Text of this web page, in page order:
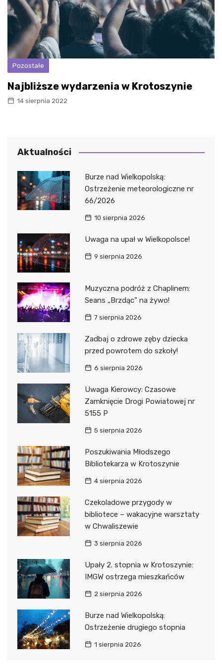
Pozostałe
Najbliższe wydarzenia w Krotoszynie
14 sierpnia 2022
Aktualności
Burze nad Wielkopolską:
Ostrzeżenie meteorologiczne nr
66/2026
10 sierpnia 2026
Uwaga na upał w Wielkopolsce!
9 sierpnia 2026
Muzyczna podróż z Chaplinem:
Seans „Brzdąc” na żywo!
7 sierpnia 2026
Zadbaj o zdrowe zęby dziecka
przed powrotem do szkoły!
6 sierpnia 2026
Uwaga Kierowcy: Czasowe
Zamknięcie Drogi Powiatowej nr
5155 P
5 sierpnia 2026
Poszukiwania Młodszego
Bibliotekarza w Krotoszynie
4 sierpnia 2026
Czekoladowe przygody w
bibliotece – wakacyjne warsztaty
w Chwaliszewie
3 sierpnia 2026
Upały 2. stopnia w Krotoszynie:
IMGW ostrzega mieszkańców
2 sierpnia 2026
Burze nad Wielkopolską:
Ostrzeżenie drugiego stopnia
1 sierpnia 2026